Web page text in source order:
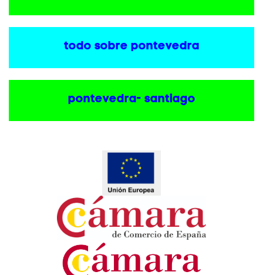
todo sobre pontevedra
pontevedra- santiago